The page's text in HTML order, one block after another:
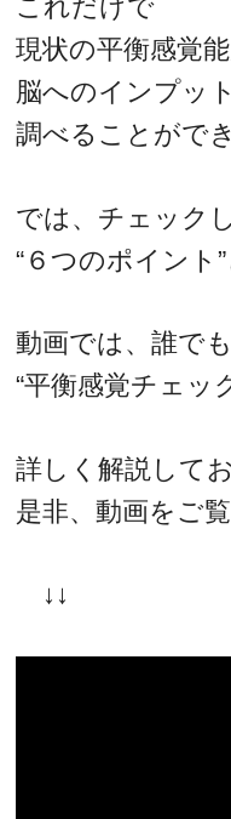
これだけで
現状の平衡感覚
脳へのインプッ
調べることがで
では、チェック
“６つのポイント
動画では、誰で
“平衡感覚チェッ
詳しく解説して
是非、動画をご
↓↓